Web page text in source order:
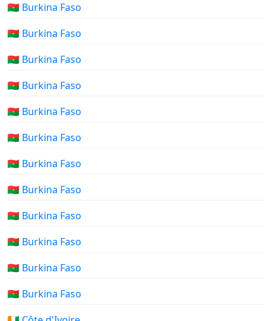
🇧🇫 Burkina Faso
🇧🇫 Burkina Faso
🇧🇫 Burkina Faso
🇧🇫 Burkina Faso
🇧🇫 Burkina Faso
🇧🇫 Burkina Faso
🇧🇫 Burkina Faso
🇧🇫 Burkina Faso
🇧🇫 Burkina Faso
🇧🇫 Burkina Faso
🇧🇫 Burkina Faso
🇧🇫 Burkina Faso